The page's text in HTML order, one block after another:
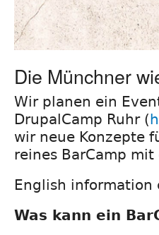
Die Münchner
Wir planen ein
DrupalCamp Ruhr (
wir neue Konzepte
reines BarCamp
English information
Was kann ein